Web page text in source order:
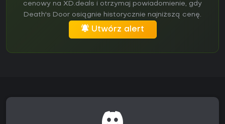
cenowy na XD.deals i otrzymaj powiadomienie, gdy
Death's Door osiągnie historycznie najniższą cenę.
Utwórz alert